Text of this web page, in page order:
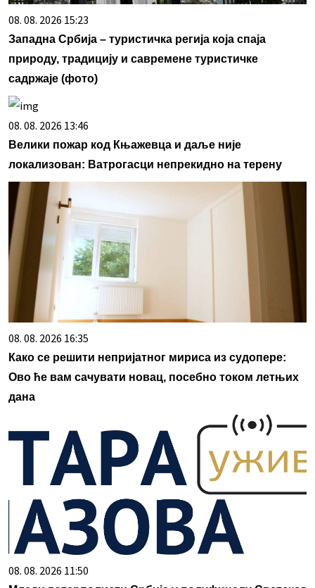
08. 08. 2026 15:23
Западна Србија – туристичка регија која спаја
природу, традицију и савремене туристичке
садржаје (фото)
08. 08. 2026 13:46
Велики пожар код Књажевца и даље није
локализован: Ватрогасци непрекидно на терену
08. 08. 2026 16:35
Како се решити непријатног мириса из судопере:
Ово ће вам сачувати новац, посебно током летњих
дана
08. 08. 2026 11:50